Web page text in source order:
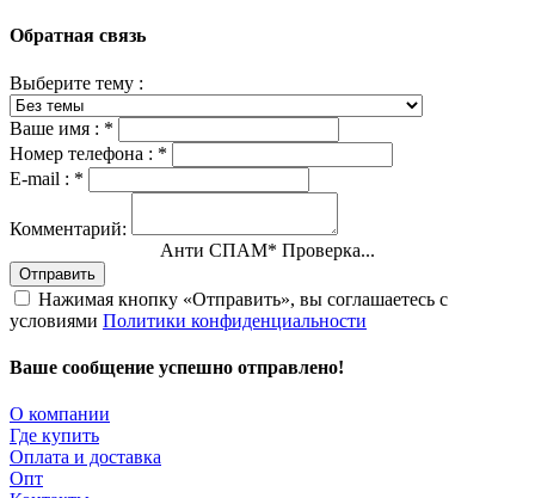
Обратная связь
Выберите тему :
Ваше имя : *
Номер телефона : *
E-mail : *
Комментарий:
Анти СПАМ* Проверка...
Отправить
Нажимая кнопку «Отправить», вы соглашаетесь с
условиями Политики конфиденциальности
Ваше сообщение успешно отправлено!
О компании
Где купить
Оплата и доставка
Опт